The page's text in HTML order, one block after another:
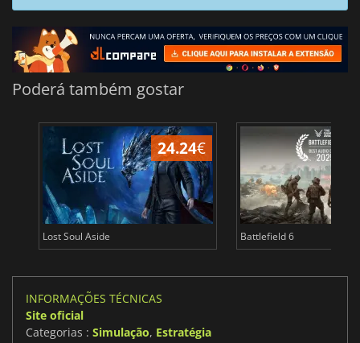
Poderá também gostar
24.24€
Lost Soul Aside Battlefield 6
INFORMAÇÕES TÉCNICAS
Site oficial
Categorias : Simulação, Estratégia